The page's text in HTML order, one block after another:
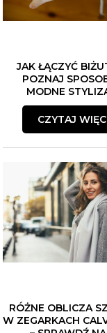
JAK ŁĄCZYĆ
POZNAJ
MODNE
CZYTAJ
RÓŻNE OBLICZA
W ZEGARKACH